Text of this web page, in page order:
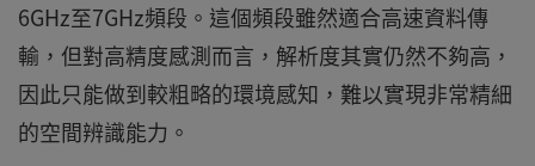
6GHz至7GHz頻段。這個頻段雖然適合高速資料傳
輸，但對高精度感測而言，解析度其實仍然不夠高，
因此只能做到較粗略的環境感知，難以實現非常精細
的空間辨識能力。